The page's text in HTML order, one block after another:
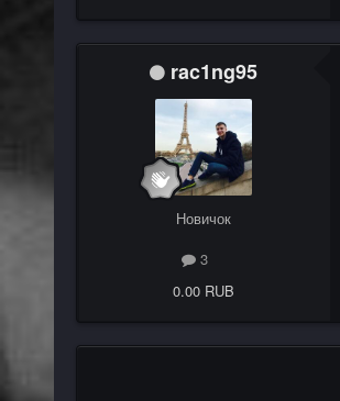
rac1ng95
Новичок
3
0.00 RUB